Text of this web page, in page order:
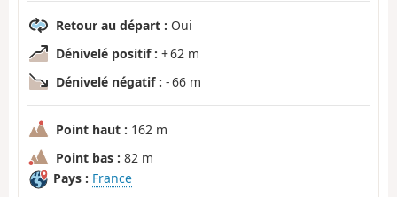
Retour au départ : Oui
Dénivelé positif : + 62 m
Dénivelé négatif : - 66 m
Point haut : 162 m
Point bas : 82 m
Pays : France